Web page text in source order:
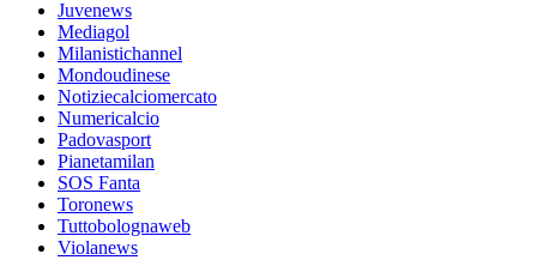
Juvenews
Mediagol
Milanistichannel
Mondoudinese
Notiziecalciomercato
Numericalcio
Padovasport
Pianetamilan
SOS Fanta
Toronews
Tuttobolognaweb
Violanews